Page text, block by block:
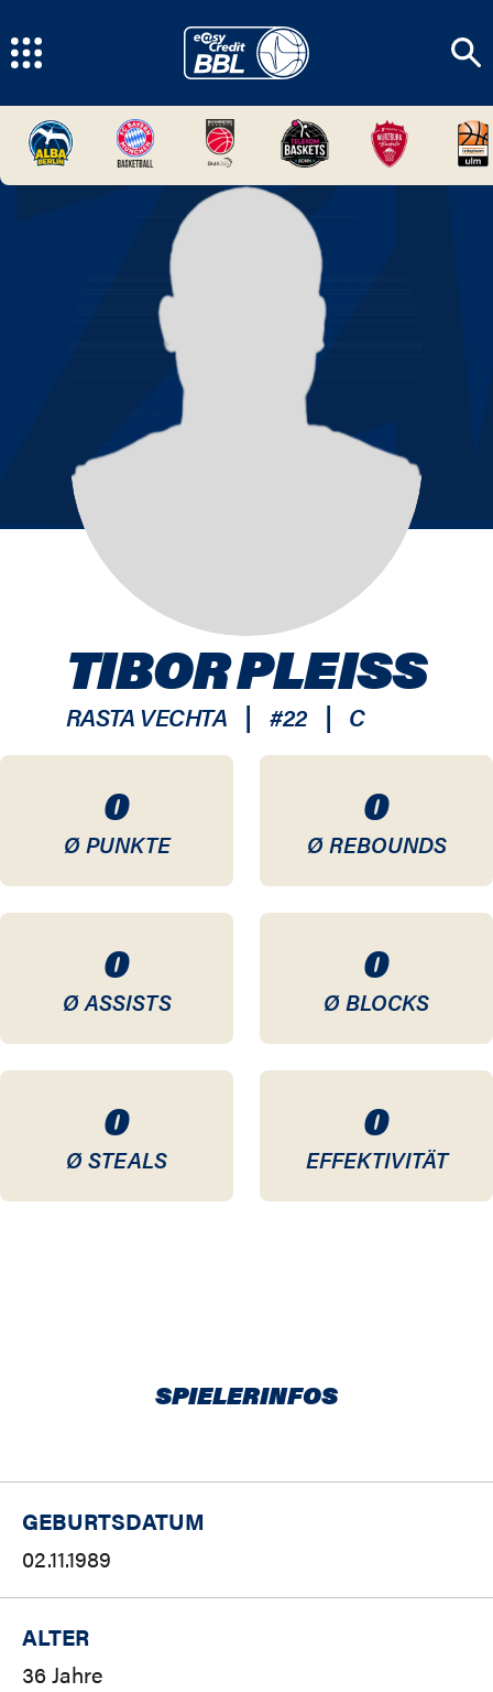
0
Ø PUNKTE
0
Ø REBOUNDS
0
Ø ASSISTS
0
Ø BLOCKS
0
Ø STEALS
0
EFFEKTIVITÄT
TIBOR PLEISS
RASTA VECHTA | #22 | C
SPIELERINFOS
GEBURTSDATUM
02.11.1989
ALTER
36 Jahre